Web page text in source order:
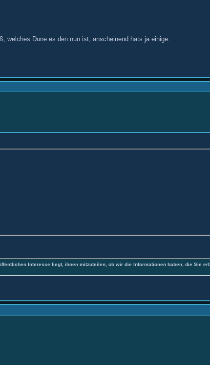
welches Dune es den nun ist, anscheinend hats ja einige.
Interesse liegt, ihnen mitzuteilen, ob wir die Informationen haben, die Sie